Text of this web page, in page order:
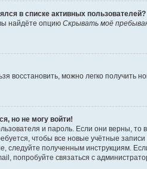
в списке активных пользователей?
найдёте опцию Скрывать моё
восстановить, можно легко
но не могу войти!
и пароль. Если они верны,
чтобы все новые учётные
следуйте полученным инструкциям.
попробуйте связаться с